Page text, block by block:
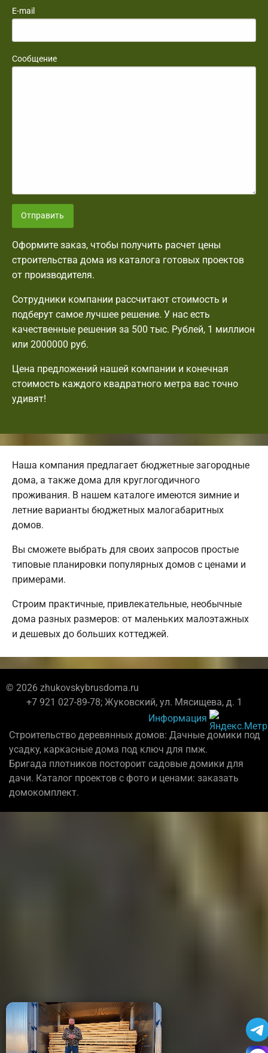
E-mail
Сообщение
Отправить
Оформите заказ, чтобы получить расчет цены
строительства дома из каталога готовых проектов
от производителя.
Сотрудники компании рассчитают стоимость и
подберут самое лучшее решение. У нас есть
качественные решения за 500 тыс. Рублей, 1 миллион
или 2000000 руб.
Цена предложений нашей компании и конечная
стоимость каждого квадратного метра вас точно
удивят!
Наша компания предлагает бюджетные загородные
дома, а также дома для круглогодичного
проживания. В нашем каталоге имеются зимние и
летние варианты бюджетных малогабаритных
домов.
Вы сможете выбрать для своих запросов простые
типовые планировки популярных домов с ценами и
примерами.
Строим практичные, привлекательные, необычные
дома разных размеров: от маленьких малоэтажных
и дешевых до больших коттеджей.
© 2026 zhukovskybrusdoma.ru
+7 921 027-89-78; Жуковский, ул. Мясищева, д. 1
Информация
Строительство деревянных домов: Дачные домики под
усадку, каркасные дома под ключ для пмж.
Бригада плотников постороит садовые домики для
дачи. Каталог проектов с фото и ценами: заказать
домокомплект.